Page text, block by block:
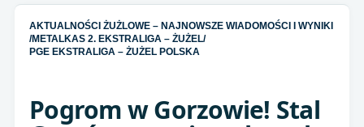
AKTUALNOŚCI ŻUŻLOWE – NAJNOWSZE WIADOMOŚCI I WYNIKI
/METALKAS 2. EKSTRALIGA – ŻUŻEL/
PGE EKSTRALIGA – ŻUŻEL POLSKA
Pogrom w Gorzowie! Stal